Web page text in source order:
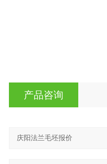
产品咨询